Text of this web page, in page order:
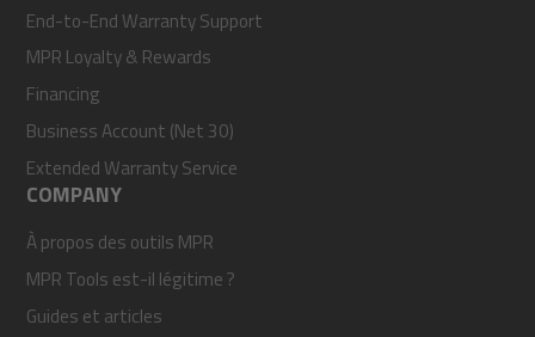
End-to-End Warranty Support
MPR Loyalty & Rewards
Financing
Business Account (Net 30)
Extended Warranty Service
COMPANY
À propos des outils MPR
MPR Tools est-il légitime ?
Guides et articles